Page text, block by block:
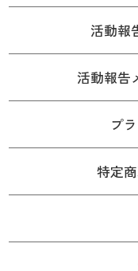
活動報
活動報告
プ
特定